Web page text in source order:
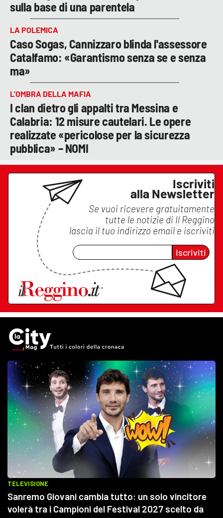
sulla base di una parentela
LA POLEMICA
Caso Sogas, Cannizzaro blinda l'assessore
Catalfamo: «Garantismo senza se e senza
ma»
L’OMBRA DELLA MAFIA
I clan dietro gli appalti tra Messina e
Calabria: 12 misure cautelari. Le opere
realizzate «pericolose per la sicurezza
pubblica» – NOMI
Iscriviti
alla Newsletter
Se vuoi ricevere gratuitamente
tutte le notizie di Il Reggino
lascia il tuo indirizzo email e iscriviti
Iscriviti